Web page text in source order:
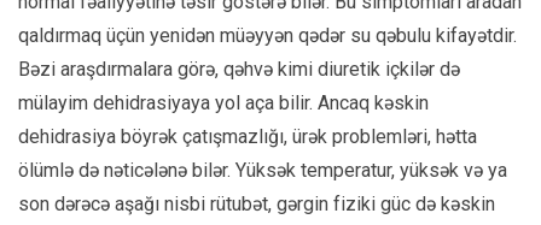
qaldırmaq üçün yenidən müəyyən qədər su qəbulu kifayətdir.
Bəzi araşdırmalara görə, qəhvə kimi diuretik içkilər də
mülayim dehidrasiyaya yol aça bilir. Ancaq kəskin
dehidrasiya böyrək çatışmazlığı, ürək problemləri, hətta
ölümlə də nəticələnə bilər. Yüksək temperatur, yüksək və ya
son dərəcə aşağı nisbi rütubət, gərgin fiziki güc də kəskin